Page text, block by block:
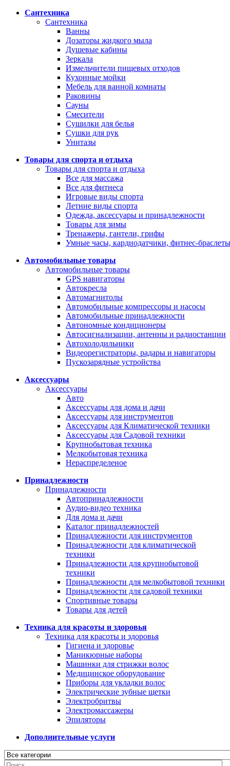
Сантехника
Сантехника
Ванны
Дозаторы жидкого мыла
Душевые кабины
Зеркала
Измельчители пищевых отходов
Кухонные мойки
Мебель для ванной комнаты
Раковины
Сауны
Смесители
Сушилки для белья
Сушки для рук
Унитазы
Товары для спорта и отдыха
Товары для спорта и отдыха
Все для массажа
Все для фитнеса
Игровые виды спорта
Летние виды спорта
Одежда, аксессуары и принадлежности
Товары для зимы
Тренажеры, гантели, грифы
Умные часы, кардиодатчики, фитнес-браслеты
Автомобильные товары
Автомобильные товары
GPS навигаторы
Автокресла
Автомагнитолы
Автомобильные компрессоры и насосы
Автомобильные принадлежности
Автономные кондиционеры
Автосигнализации, антенны и радиостанции
Автохолодильники
Видеорегистраторы, радары и навигаторы
Пускозарядные устройства
Аксессуары
Аксессуары
Авто
Аксессуары для дома и дачи
Аксессуары для инструментов
Аксессуары для Климатической техники
Аксессуары для Садовой техники
Крупнобытовая техника
Мелкобытовая техника
Нераспределеное
Принадлежности
Принадлежности
Автопринадлежности
Аудио-видео техника
Для дома и дачи
Каталог принадлежностей
Принадлежности для инструментов
Принадлежности для климатической
техники
Принадлежности для крупнобытовой
техники
Принадлежности для мелкобытовой техники
Принадлежности для садовой техники
Спортивные товары
Товары для детей
Техника для красоты и здоровья
Техника для красоты и здоровья
Гигиена и здоровье
Маникюрные наборы
Машинки для стрижки волос
Медицинское оборудование
Приборы для укладки волос
Электрические зубные щетки
Электробритвы
Электромассажеры
Эпиляторы
Дополнительные услуги